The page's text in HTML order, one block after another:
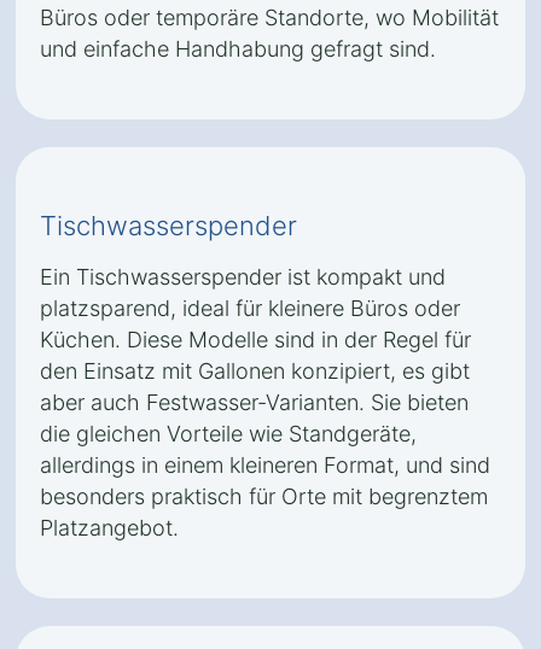
Büros oder temporäre Standorte, wo Mobilität
und einfache Handhabung gefragt sind.
Tischwasserspender
Ein Tischwasserspender ist kompakt und
platzsparend, ideal für kleinere Büros oder
Küchen. Diese Modelle sind in der Regel für
den Einsatz mit Gallonen konzipiert, es gibt
aber auch Festwasser-Varianten. Sie bieten
die gleichen Vorteile wie Standgeräte,
allerdings in einem kleineren Format, und sind
besonders praktisch für Orte mit begrenztem
Platzangebot.